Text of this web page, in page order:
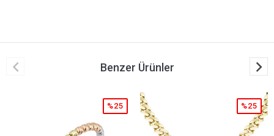
Benzer Ürünler
%25 %25